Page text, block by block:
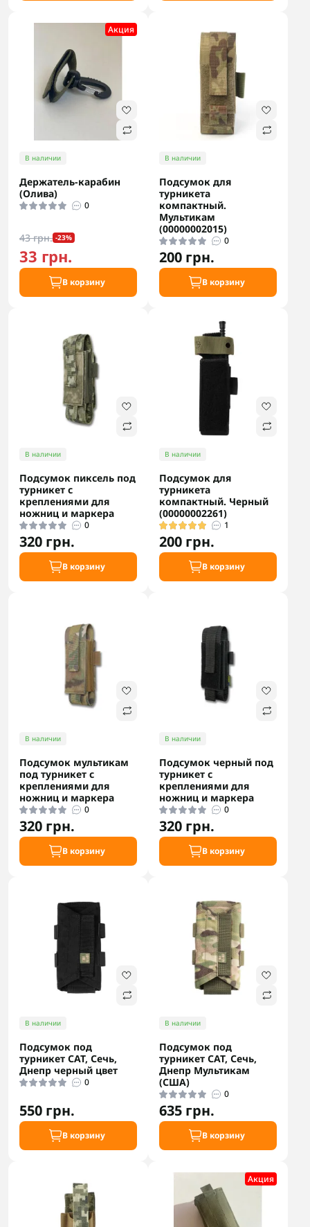
Акция
В наличии
Держатель-карабин
(Олива)
0
43 грн. -23%
33 грн.
В корзину
В наличии
Подсумок для
турникета
компактный.
Мультикам
(00000002015)
0
200 грн.
В корзину
В наличии
Подсумок пиксель под
турникет с
креплениями для
ножниц и маркера
0
320 грн.
В корзину
В наличии
Подсумок для
турникета
компактный. Черный
(00000002261)
1
200 грн.
В корзину
В наличии
Подсумок мультикам
под турникет с
креплениями для
ножниц и маркера
0
320 грн.
В корзину
В наличии
Подсумок черный под
турникет с
креплениями для
ножниц и маркера
0
320 грн.
В корзину
В наличии
Подсумок под
турникет САТ, Сечь,
Днепр черный цвет
0
550 грн.
В корзину
В наличии
Подсумок под
турникет САТ, Сечь,
Днепр Мультикам
(США)
0
635 грн.
В корзину
Акция